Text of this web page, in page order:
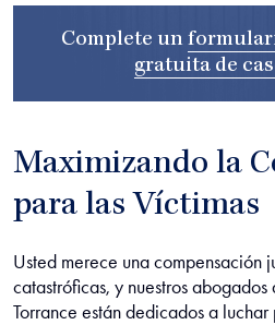
Complete un
gratuita de
Maximizando la
para las Víctimas
Usted merece una compensación
catastróficas, y nuestros
Torrance están dedicados a